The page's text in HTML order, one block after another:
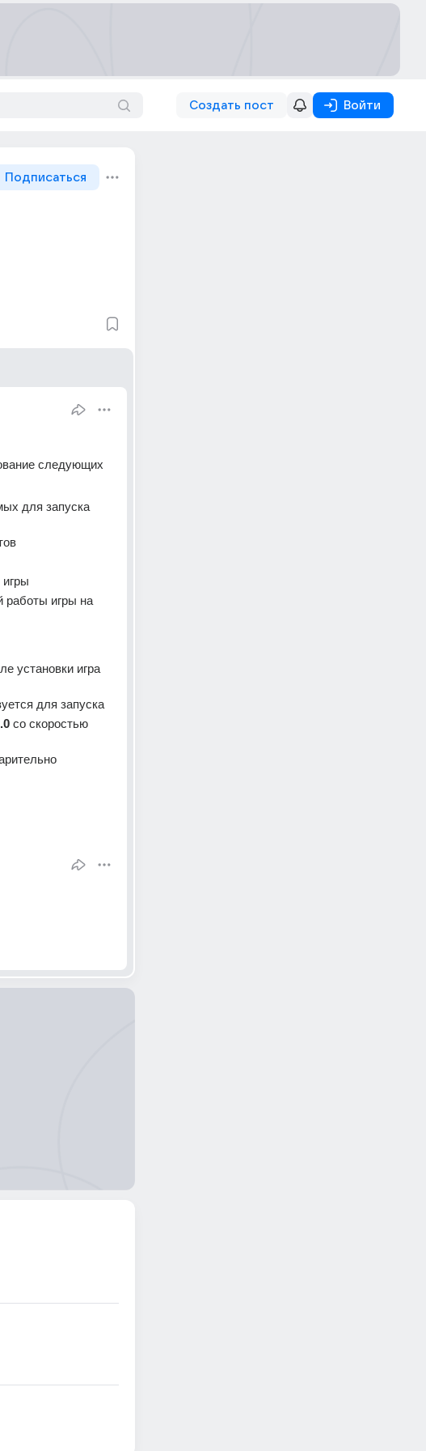
Создать пост Войти
Подписаться
следующих
для запуска
работы игры на
установки игра
для запуска
со скоростью